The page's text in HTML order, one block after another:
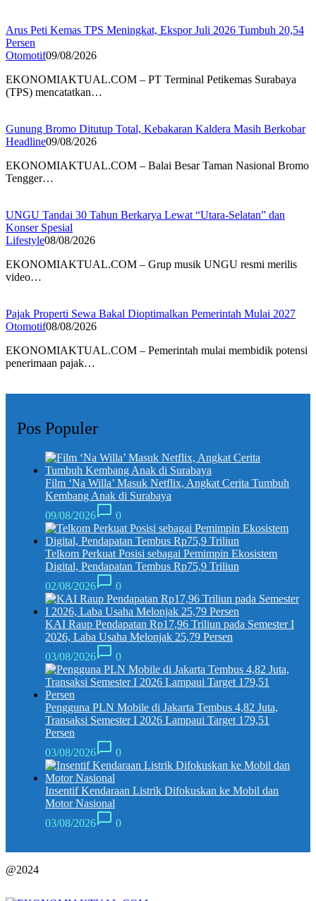
Arus Peti Kemas TPS Meningkat, Ekspor Juli 2026 Tumbuh 20,54
Persen
Otomotif09/08/2026
EKONOMIAKTUAL.COM – PT Terminal Petikemas Surabaya
(TPS) mencatatkan…
Gunung Bromo Ditutup Total, Kebakaran Kaldera Masih Berkobar
Headline09/08/2026
EKONOMIAKTUAL.COM – Balai Besar Taman Nasional Bromo
Tengger…
UNGU Tandai 30 Tahun Berkarya Lewat “Utara-Selatan” dan
Konser Spesial
Lifestyle08/08/2026
EKONOMIAKTUAL.COM – Grup musik UNGU resmi merilis
video…
Pajak Properti Sewa Bakal Dioptimalkan Pemerintah Mulai 2027
Otomotif08/08/2026
EKONOMIAKTUAL.COM – Pemerintah mulai membidik potensi
penerimaan pajak…
Pos Populer
Film ‘Na Willa’ Masuk Netflix, Angkat Cerita Tumbuh
Kembang Anak di Surabaya
09/08/2026
0
Telkom Perkuat Posisi sebagai Pemimpin Ekosistem
Digital, Pendapatan Tembus Rp75,9 Triliun
02/08/2026
0
KAI Raup Pendapatan Rp17,96 Triliun pada Semester I
2026, Laba Usaha Melonjak 25,79 Persen
03/08/2026
0
Pengguna PLN Mobile di Jakarta Tembus 4,82 Juta,
Transaksi Semester I 2026 Lampaui Target 179,51
Persen
03/08/2026
0
Insentif Kendaraan Listrik Difokuskan ke Mobil dan
Motor Nasional
03/08/2026
0
@2024